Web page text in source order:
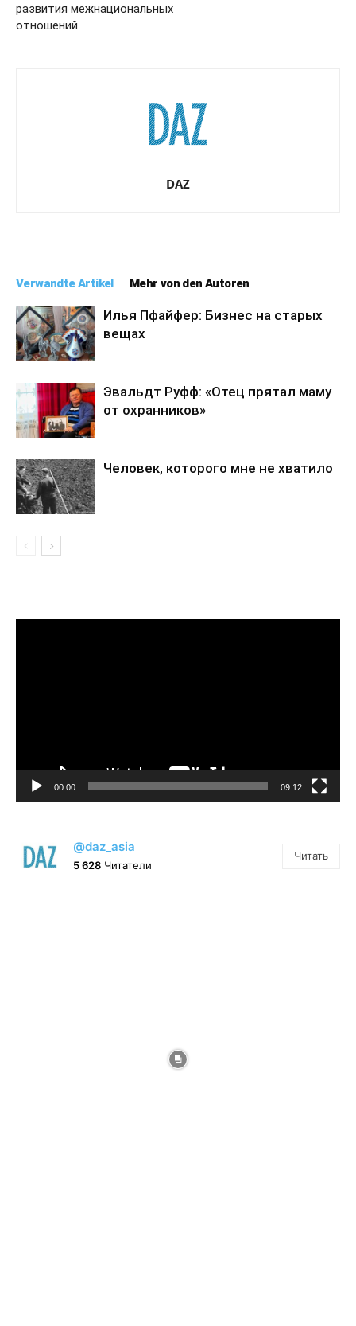
развития межнациональных
отношений
DAZ
Verwandte Artikel Mehr von den Autoren
Илья Пфайфер: Бизнес на старых
вещах
Эвальдт Руфф: «Отец прятал маму
от охранников»
Человек, которого мне не хватило
00:00 09:12
@daz_asia
5 628 Читатели
Читать